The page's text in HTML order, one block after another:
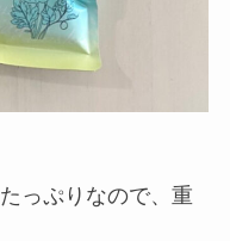
っぷりなので、重